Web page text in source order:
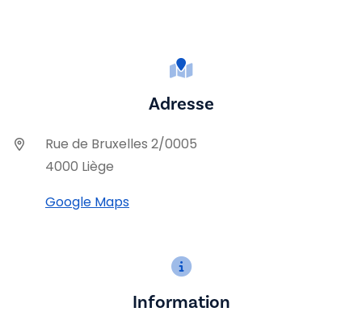
Adresse
Rue de Bruxelles 2/0005
4000 Liège
Google Maps
Information